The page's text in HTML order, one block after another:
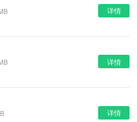
详情
详情
详情